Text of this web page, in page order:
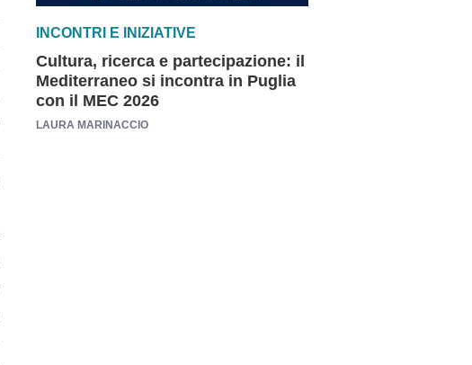
INCONTRI E INIZIATIVE
Cultura, ricerca e partecipazione: il
Mediterraneo si incontra in Puglia
con il MEC 2026
LAURA MARINACCIO